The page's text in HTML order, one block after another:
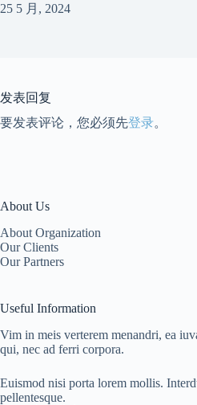
25 5 月, 2024
发表回复
要发表评论，您必须先登录。
About Us
About Organization
Our Clients
Our Partners
Useful Information
Vim in meis verterem menandri, ea
qui, nec ad ferri corpora.
Euismod nisi porta lorem mollis.
pellentesque.